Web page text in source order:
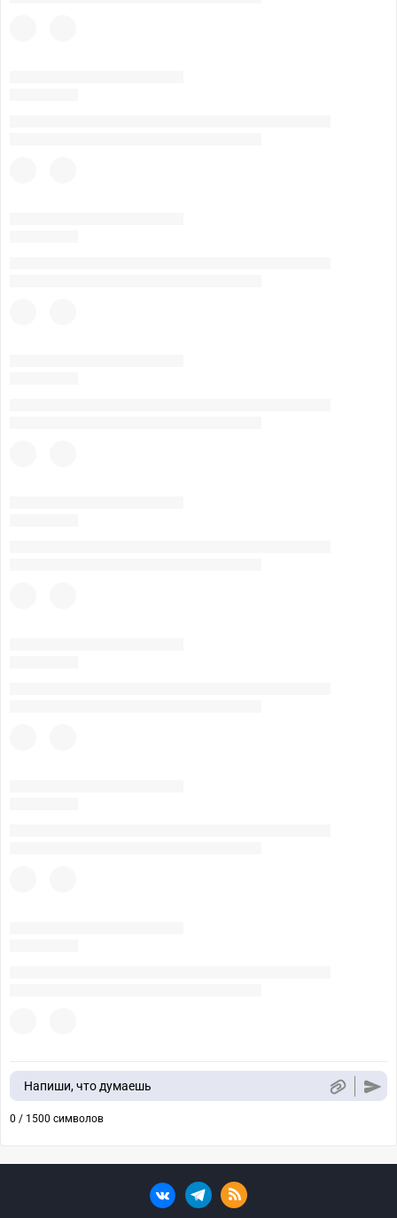
Напиши, что думаешь
0 / 1500 символов